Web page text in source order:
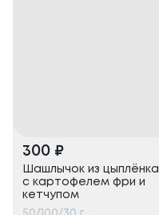
300 ₽
Шашлычок из цыплёнка
с картофелем фри и
кетчупом